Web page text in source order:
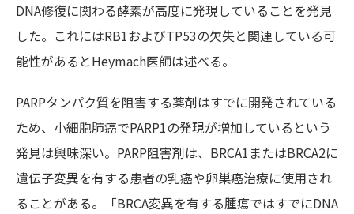
DNA修復に関わる酵素が高度に発現していることを発見
した。これにはRB1およびTP53の欠失と関連している可
能性があるとHeymach医師は述べる。
PARPタンパク質を阻害する薬剤はすでに開発されている
ため、小細胞肺癌でPARP1の発現が増加しているという
発見は興味深い。PARP阻害剤は、BRCA1またはBRCA2に
遺伝子変異を有する患者の乳癌や卵巣癌治療に使用され
ることがある。「BRCA変異を有する腫瘍ではすでにDNA